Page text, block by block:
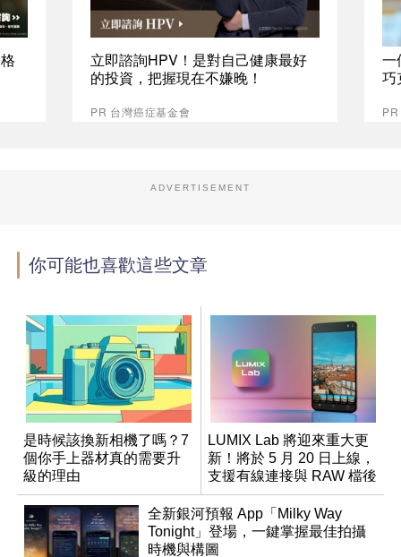
立即諮詢HPV！是對自己健康最好
的投資，把握現在不嫌晚！
PR 台灣癌症基金會
一
巧
ADVERTISEMENT
你可能也喜歡這些文章
是時候該換新相機了嗎？7
個你手上器材真的需要升
級的理由
LUMIX Lab 將迎來重大更
新！將於 5 月 20 日上線，
支援有線連接與 RAW 檔後
製
全新銀河預報 App「Milky Way
Tonight」登場，一鍵掌握最佳拍攝
時機與構圖